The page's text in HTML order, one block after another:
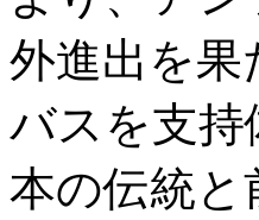
外進出を果
バスを支持
本の伝統と